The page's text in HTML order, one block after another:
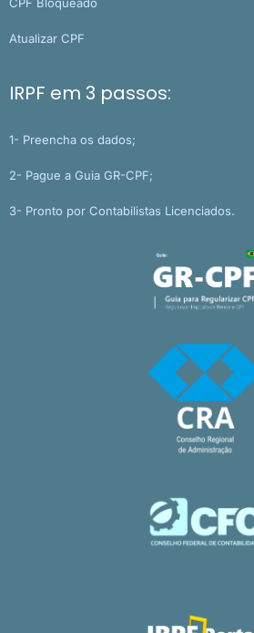
CPF Bloqueado
Atualizar CPF
IRPF em 3 passos:
1- Preencha os dados;
2- Pague a Guia GR-CPF;
3- Pronto por Contabilistas Licenciados.